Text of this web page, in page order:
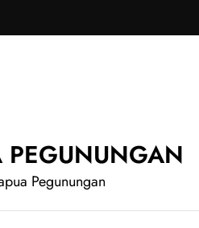
PEGUNUNGAN
Pegunungan